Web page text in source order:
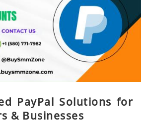
PayPal Solutions for
& Businesses